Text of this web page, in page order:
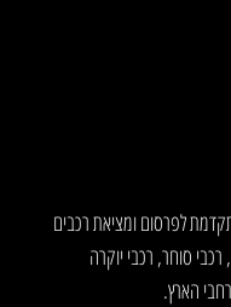
לפרסום ומציאת רכבים
סוחר, רכבי יוקרה
הארץ.